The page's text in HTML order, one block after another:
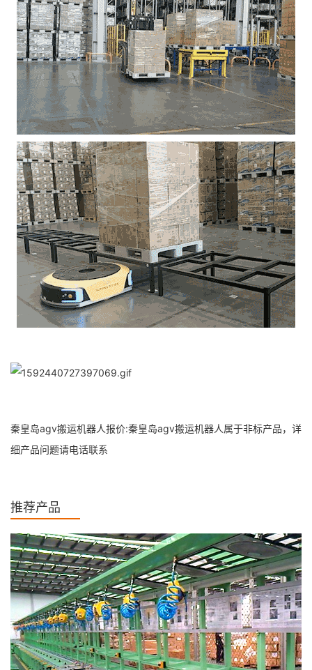
秦皇岛agv搬运机器人报价:秦皇岛agv搬运机器人属于非标产品，详
细产品问题请电话联系
推荐产品